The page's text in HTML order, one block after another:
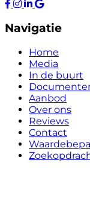
Navigatie
Home
Media
In de buurt
Aanbod
Over ons
Reviews
Contact